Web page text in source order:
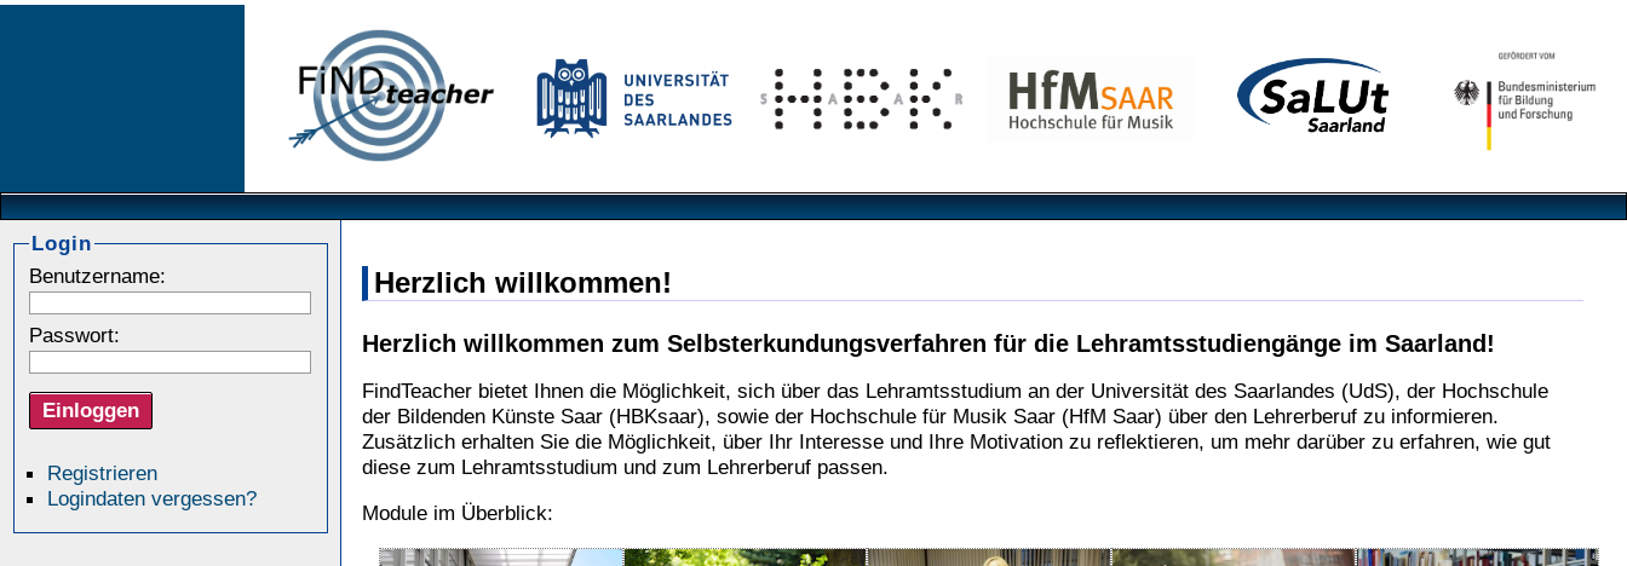
Login
Benutzername:
Passwort:
Registrieren
Logindaten vergessen?
Herzlich willkommen!
Herzlich willkommen zum Selbsterkundungsverfahren für die Lehramtsstudiengänge im Saarland!
FindTeacher bietet Ihnen die Möglichkeit, sich über das Lehramtsstudium an der Universität des Saarlandes (UdS), der Hochschule
der Bildenden Künste Saar (HBKsaar), sowie der Hochschule für Musik Saar (HfM Saar) über den Lehrerberuf zu informieren.
Zusätzlich erhalten Sie die Möglichkeit, über Ihr Interesse und Ihre Motivation zu reflektieren, um mehr darüber zu erfahren, wie gut
diese zum Lehramtsstudium und zum Lehrerberuf passen.
Module im Überblick: